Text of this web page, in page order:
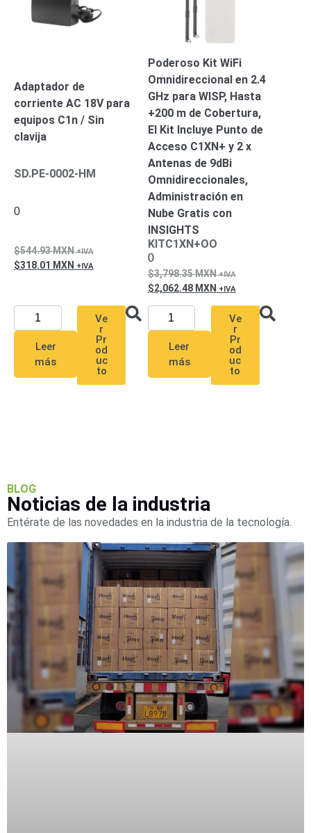
SAN /
eSATADiscos
SD /
Memorias
Micro
SD
AplicaciónUnidades
VMS y
Analíticas
Wave
CEIBAII /
KAPOK
Videograbadoras
Móviles,
MóvilesDash
Cams
e
Interfonos
Accesorios Intercomunicadores
Videoporteros
AnalógicosVideoporteros
Adaptador de
corriente AC 18V para
equipos C1n / Sin
clavija
SD.PE-0002-HM
0
544.93MXN
318.01 MXN
Leer
más
Ve
r
Pr
od
uc
to
Poderoso Kit WiFi
Omnidireccional en 2.4
GHz para WISP, Hasta
+200 m de Cobertura,
El Kit Incluye Punto de
Acceso C1XN+ y 2 x
Antenas de 9dBi
Omnidireccionales,
Administración en
Nube Gratis con
INSIGHTS
KITC1XN+OO
0
3,798.35MXN
2,062.48 MXN
Leer
más
Ve
r
Pr
od
uc
to
BLOG
Noticias de la industria
Entérate de las novedades en la industria de la tecnología.